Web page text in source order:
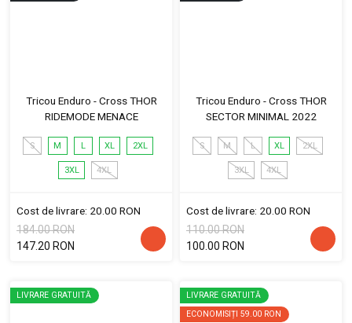
Tricou Enduro - Cross THOR
RIDEMODE MENACE
S M L XL 2XL
3XL 4XL
Cost de livrare: 20.00 RON
184.00 RON
147.20 RON
Tricou Enduro - Cross THOR
SECTOR MINIMAL 2022
S M L XL 2XL
3XL 4XL
Cost de livrare: 20.00 RON
110.00 RON
100.00 RON
LIVRARE GRATUITĂ
LIVRARE GRATUITĂ
ECONOMISIȚI 59.00 RON